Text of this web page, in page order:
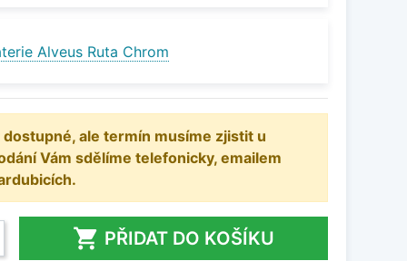
Alveus Ruta Chrom
ale termín musíme zjistit u
Vám sdělíme telefonicky, emailem
 PŘIDAT DO KOŠÍKU